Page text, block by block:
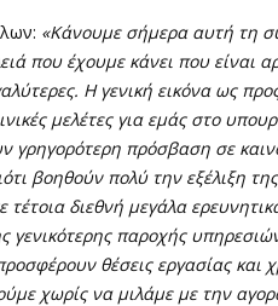
«Κάνουμε σήμερα αυτή τη
που έχουμε κάνει που είναι
Η γενική εικόνα ως
μελέτες για εμάς στο
γρηγορότερη πρόσβαση σε
βοηθούν πολύ την εξέλιξη
διεθνή μεγάλα
γενικότερης παροχής
θέσεις εργασίας
χωρίς να μιλάμε με την